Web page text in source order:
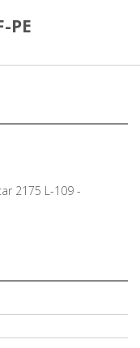
PE
2175 L-109 -